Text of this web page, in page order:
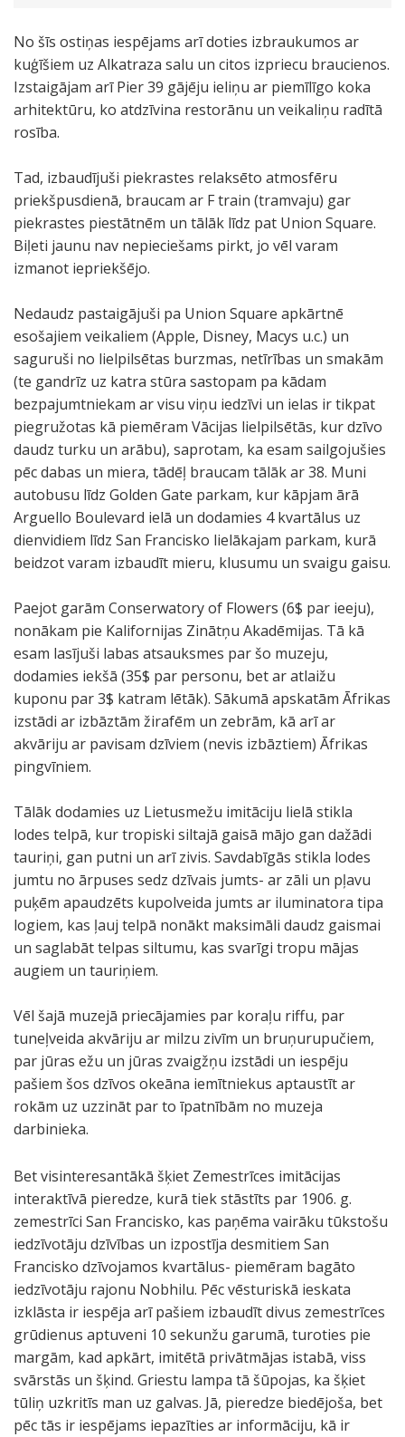
No šīs ostiņas iespējams arī doties izbraukumos ar
kuģīšiem uz Alkatraza salu un citos izpriecu braucienos.
Izstaigājam arī Pier 39 gājēju ieliņu ar piemīlīgo koka
arhitektūru, ko atdzīvina restorānu un veikaliņu radītā
rosība.
Tad, izbaudījuši piekrastes relaksēto atmosfēru
priekšpusdienā, braucam ar F train (tramvaju) gar
piekrastes piestātnēm un tālāk līdz pat Union Square.
Biļeti jaunu nav nepieciešams pirkt, jo vēl varam
izmanot iepriekšējo.
Nedaudz pastaigājuši pa Union Square apkārtnē
esošajiem veikaliem (Apple, Disney, Macys u.c.) un
saguruši no lielpilsētas burzmas, netīrības un smakām
(te gandrīz uz katra stūra sastopam pa kādam
bezpajumtniekam ar visu viņu iedzīvi un ielas ir tikpat
piegružotas kā piemēram Vācijas lielpilsētās, kur dzīvo
daudz turku un arābu), saprotam, ka esam sailgojušies
pēc dabas un miera, tādēļ braucam tālāk ar 38. Muni
autobusu līdz Golden Gate parkam, kur kāpjam ārā
Arguello Boulevard ielā un dodamies 4 kvartālus uz
dienvidiem līdz San Francisko lielākajam parkam, kurā
beidzot varam izbaudīt mieru, klusumu un svaigu gaisu.
Paejot garām Conserwatory of Flowers (6$ par ieeju),
nonākam pie Kalifornijas Zinātņu Akadēmijas. Tā kā
esam lasījuši labas atsauksmes par šo muzeju,
dodamies iekšā (35$ par personu, bet ar atlaižu
kuponu par 3$ katram lētāk). Sākumā apskatām Āfrikas
izstādi ar izbāztām žirafēm un zebrām, kā arī ar
akvāriju ar pavisam dzīviem (nevis izbāztiem) Āfrikas
pingvīniem.
Tālāk dodamies uz Lietusmežu imitāciju lielā stikla
lodes telpā, kur tropiski siltajā gaisā mājo gan dažādi
tauriņi, gan putni un arī zivis. Savdabīgās stikla lodes
jumtu no ārpuses sedz dzīvais jumts- ar zāli un pļavu
puķēm apaudzēts kupolveida jumts ar iluminatora tipa
logiem, kas ļauj telpā nonākt maksimāli daudz gaismai
un saglabāt telpas siltumu, kas svarīgi tropu mājas
augiem un tauriņiem.
Vēl šajā muzejā priecājamies par koraļu riffu, par
tuneļveida akvāriju ar milzu zivīm un bruņurupučiem,
par jūras ežu un jūras zvaigžņu izstādi un iespēju
pašiem šos dzīvos okeāna iemītniekus aptaustīt ar
rokām uz uzzināt par to īpatnībām no muzeja
darbinieka.
S
a
n
F
r
a
n
c
i
s
k
S
a
n
F
r
a
n
c
i
s
k
T
r
o
p
u
m
ā
j
a
s
"
S
a
n
F
r
a
n
c
i
s
k
S
a
n
F
r
a
n
c
i
s
k
S
a
n
F
r
a
n
c
i
s
k
S
a
n
F
r
a
n
c
i
s
k
S
a
n
F
r
a
n
c
i
s
k
Bet visinteresantākā šķiet Zemestrīces imitācijas
interaktīvā pieredze, kurā tiek stāstīts par 1906. g.
zemestrīci San Francisko, kas paņēma vairāku tūkstošu
iedzīvotāju dzīvības un izpostīja desmitiem San
Francisko dzīvojamos kvartālus- piemēram bagāto
iedzīvotāju rajonu Nobhilu. Pēc vēsturiskā ieskata
izklāsta ir iespēja arī pašiem izbaudīt divus zemestrīces
grūdienus aptuveni 10 sekunžu garumā, turoties pie
margām, kad apkārt, imitētā privātmājas istabā, viss
svārstās un šķind. Griestu lampa tā šūpojas, ka šķiet
tūliņ uzkritīs man uz galvas. Jā, pieredze biedējoša, bet
pēc tās ir iespējams iepazīties ar informāciju, kā ir